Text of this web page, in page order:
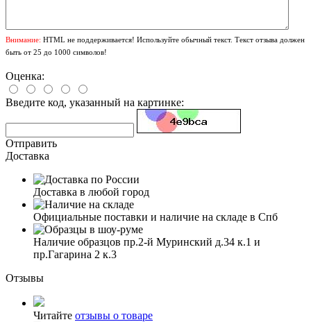
Внимание: HTML не поддерживается! Используйте обычный текст. Текст отзыва должен
быть от 25 до 1000 символов!
Оценка:
Введите код, указанный на картинке:
Отправить
Доставка
Доставка в любой город
Официальные поставки и наличие на складе в Спб
Наличие образцов пр.2-й Муринский д.34 к.1 и
пр.Гагарина 2 к.3
Отзывы
Читайте отзывы о товаре